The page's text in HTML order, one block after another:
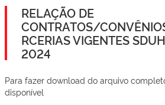
RELAÇÃO DE
CONTRATOS/
RCERIAS VIGENTES
2024
Para fazer download do arquivo
disponível